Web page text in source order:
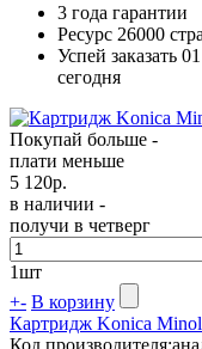
3 года гарантии
Ресурс 26000
Успей заказать
сегодня
Покупай больше -
плати меньше
5 120р.
в наличии -
получи в четверг
1шт
+- В корзину
Картридж Konica
Код производителя: